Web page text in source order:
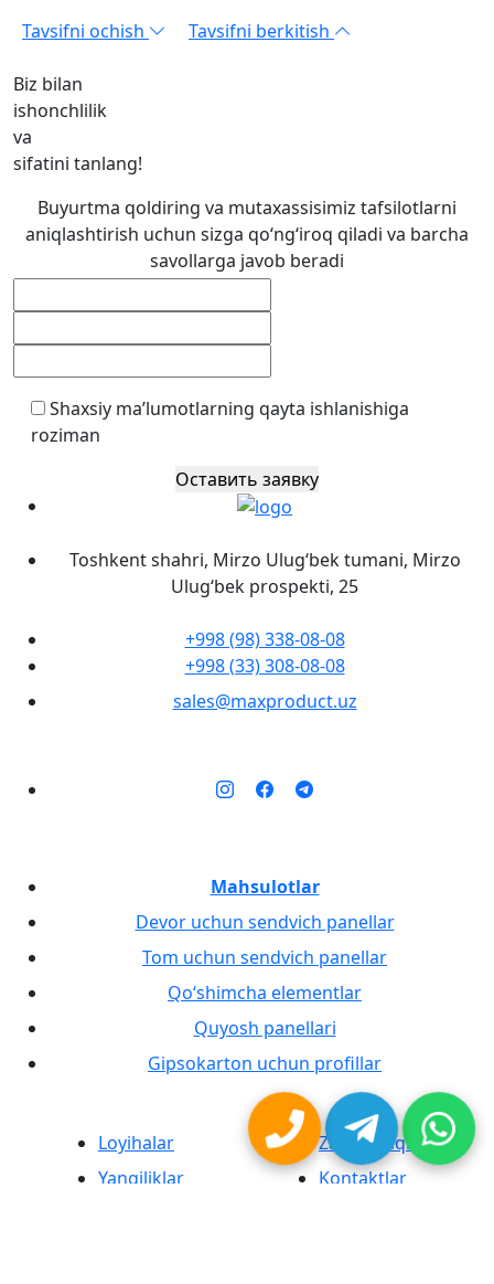
Tavsifni ochish
Tavsifni berkitish
Biz bilan
ishonchlilik
va
sifatini tanlang!
Buyurtma qoldiring va mutaxassisimiz tafsilotlarni
aniqlashtirish uchun sizga qo‘ng‘iroq qiladi va barcha
savollarga javob beradi
Shaxsiy ma’lumotlarning qayta ishlanishiga
roziman
Оставить заявку
Toshkent shahri, Mirzo Ulug‘bek tumani, Mirzo
Ulug‘bek prospekti, 25
+998 (98) 338-08-08
+998 (33) 308-08-08
sales@maxproduct.uz
Mahsulotlar
Devor uchun sendvich panellar
Tom uchun sendvich panellar
Qo‘shimcha elementlar
Quyosh panellari
Gipsokarton uchun profillar
Loyihalar
Yangiliklar
Zavod haqida
Kontaktlar